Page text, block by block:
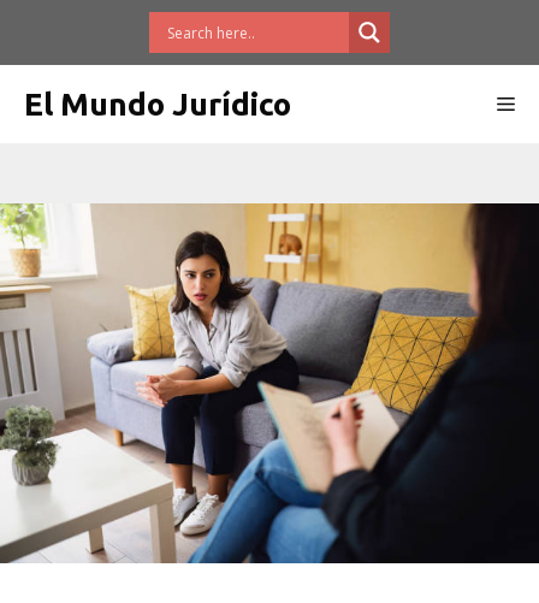
El Mundo Jurídico